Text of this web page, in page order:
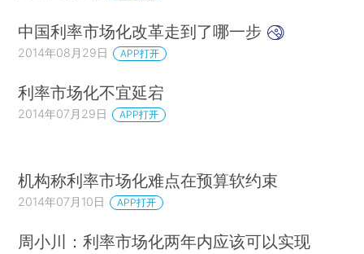
中国利率市场化改革走到了哪一步
2014年08月29日 APP打开
利率市场化不宜延宕
2014年07月29日 APP打开
机构称利率市场化难点在预算软约束
2014年07月10日 APP打开
周小川：利率市场化两年内应该可以实现